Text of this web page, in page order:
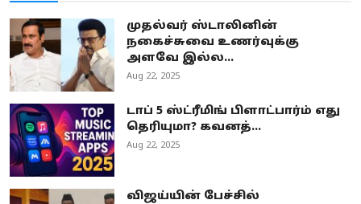
முதல்வர் ஸ்டாலினின்
நகைச்சுவை உணர்வுக்கு
அளவே இல்ல...
Aug 22, 2025
டாப் 5 ஸ்ட்ரீமிங் பிளாட்பார்ம் எது
தெரியுமா? கவனத்...
Aug 22, 2025
விஜய்யின் பேச்சில்